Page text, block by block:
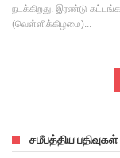
நடக்கிறது. இரண்டு
(வெள்ளிக்கிழமை)...
சமீபத்திய பதிவுகள்